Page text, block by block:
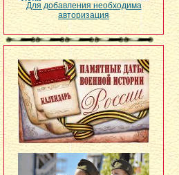
Для добавления необходима
авторизация